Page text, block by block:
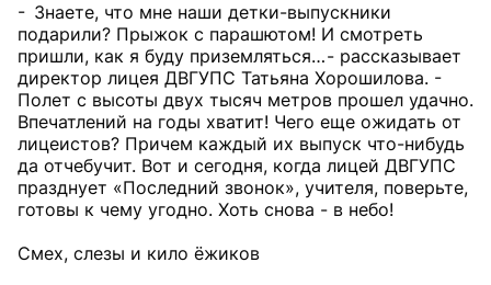
- Знаете, что мне наши детки-выпускники
подарили? Прыжок с парашютом! И смотреть
пришли, как я буду приземляться… - рассказывает
директор лицея ДВГУПС Татьяна Хорошилова. -
Полет с высоты двух тысяч метров прошел удачно.
Впечатлений на годы хватит! Чего еще ожидать от
лицеистов? Причем каждый их выпуск что-нибудь
да отчебучит. Вот и сегодня, когда лицей ДВГУПС
празднует «Последний звонок», учителя, поверьте,
готовы к чему угодно. Хоть снова - в небо!
Смех, слезы и кило ёжиков